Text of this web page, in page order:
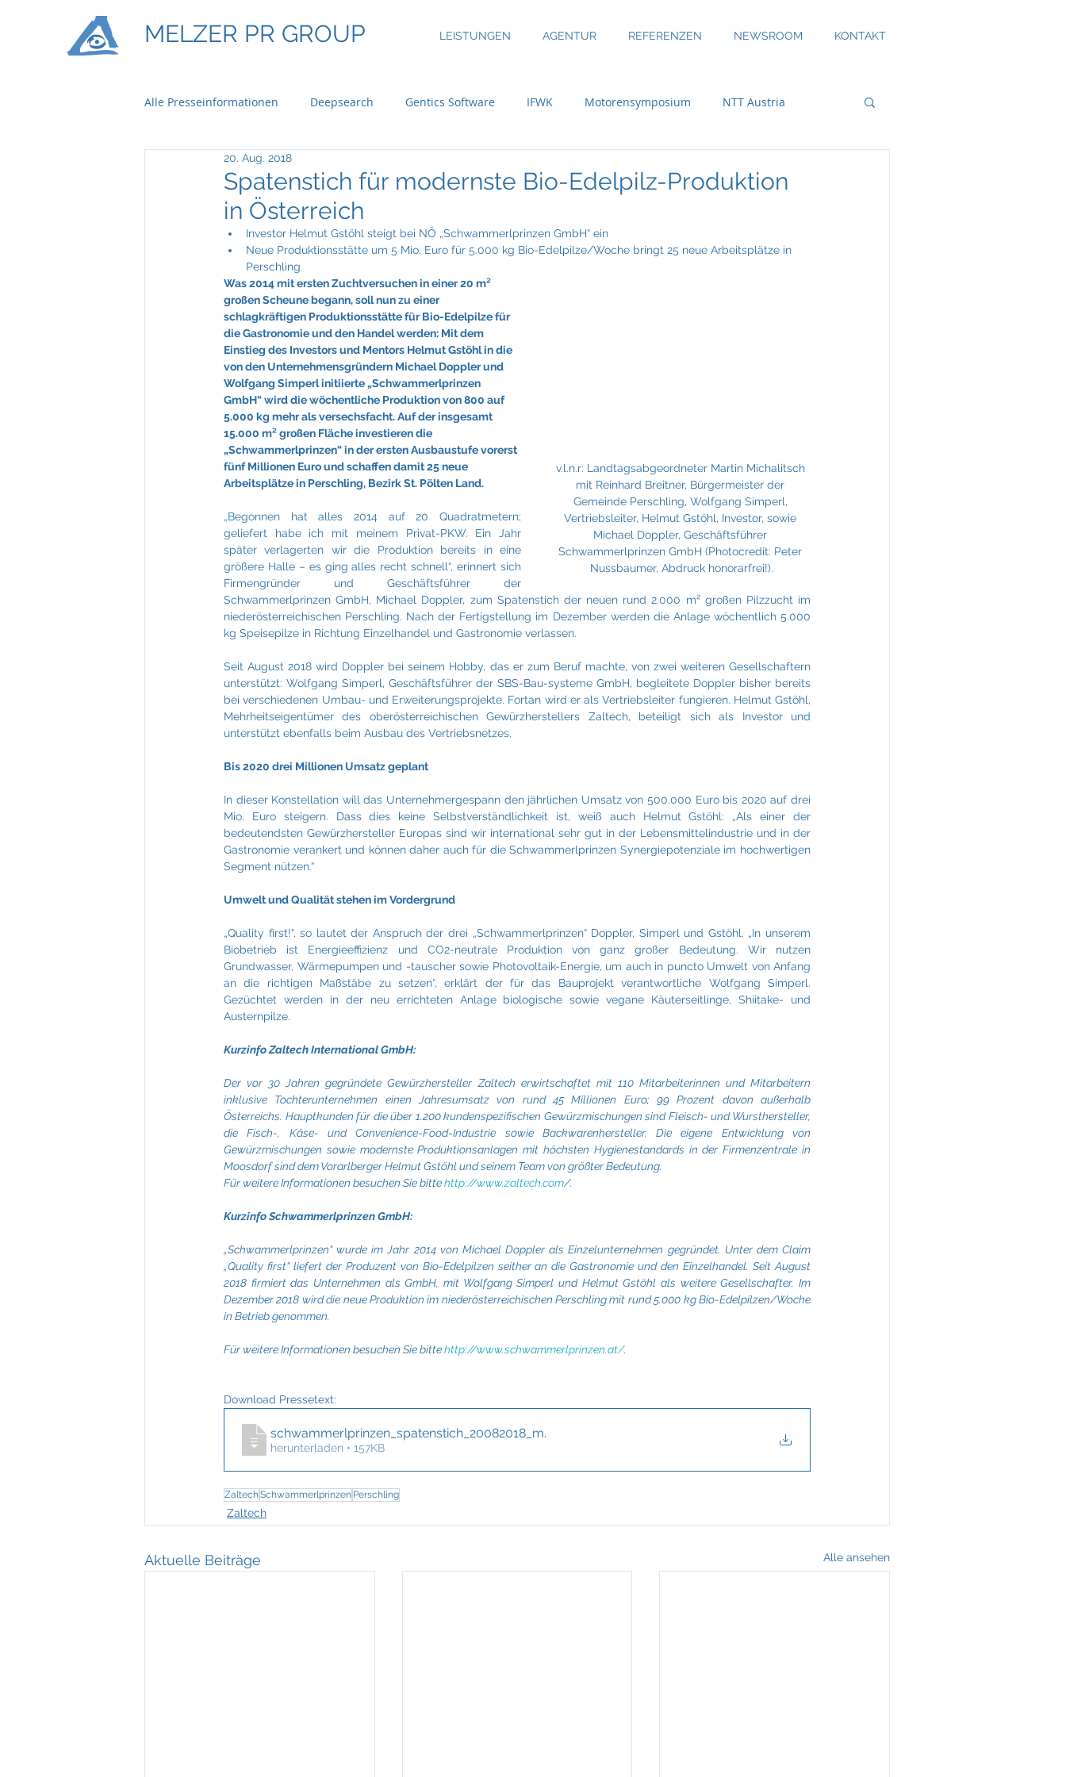
MELZER PR GROUP LEISTUNGEN AGENTUR REFERENZEN NEWSROOM KONTAKT
Alle Presseinformationen Deepsearch Gentics Software IFWK Motorensymposium NTT Austria
Ontime Logistics
Bau & Boden Immobilien Bauer Group Bossard BRP-Rotax Bundesinitiative eMobility
Braun Lockenhaus Capgemini CBRE Global Investors
Feuerkultur Wieser FIABCI Fraunhofer Frigologo
NTT Data
Spatenstich für modernste Bio-Edelpilz-Produktion
in Österreich
20. Aug. 2018
Investor Helmut Gstöhl steigt bei NÖ „Schwammerlprinzen GmbH“ ein
Neue Produktionsstätte um 5 Mio. Euro für 5.000 kg Bio-Edelpilze/Woche bringt 25 neue Arbeitsplätze in
Perschling
v.l.n.r: Landtagsabgeordneter Martin Michalitsch
mit Reinhard Breitner, Bürgermeister der
Gemeinde Perschling, Wolfgang Simperl,
Vertriebsleiter, Helmut Gstöhl, Investor, sowie
Michael Doppler, Geschäftsführer
Schwammerlprinzen GmbH (Photocredit: Peter
Nussbaumer, Abdruck honorarfrei!).
Was 2014 mit ersten Zuchtversuchen in einer 20 m²
großen Scheune begann, soll nun zu einer
schlagkräftigen Produktionsstätte für Bio-Edelpilze für
die Gastronomie und den Handel werden: Mit dem
Einstieg des Investors und Mentors Helmut Gstöhl in die
von den Unternehmensgründern Michael Doppler und
Wolfgang Simperl initiierte „Schwammerlprinzen
GmbH“ wird die wöchentliche Produktion von 800 auf
5.000 kg mehr als versechsfacht. Auf der insgesamt
15.000 m² großen Fläche investieren die
„Schwammerlprinzen“ in der ersten Ausbaustufe vorerst
fünf Millionen Euro und schaffen damit 25 neue
Arbeitsplätze in Perschling, Bezirk St. Pölten Land.
„Begonnen hat alles 2014 auf 20 Quadratmetern;
geliefert habe ich mit meinem Privat-PKW. Ein Jahr
später verlagerten wir die Produktion bereits in eine
größere Halle – es ging alles recht schnell“, erinnert sich
Firmengründer und Geschäftsführer der
Schwammerlprinzen GmbH, Michael Doppler, zum Spatenstich der neuen rund 2.000 m² großen Pilzzucht im
niederösterreichischen Perschling. Nach der Fertigstellung im Dezember werden die Anlage wöchentlich 5.000
kg Speisepilze in Richtung Einzelhandel und Gastronomie verlassen.
Seit August 2018 wird Doppler bei seinem Hobby, das er zum Beruf machte, von zwei weiteren Gesellschaftern
unterstützt: Wolfgang Simperl, Geschäftsführer der SBS-Bau-systeme GmbH, begleitete Doppler bisher bereits
bei verschiedenen Umbau- und Erweiterungsprojekte. Fortan wird er als Vertriebsleiter fungieren. Helmut Gstöhl,
Mehrheitseigentümer des oberösterreichischen Gewürzherstellers Zaltech, beteiligt sich als Investor und
unterstützt ebenfalls beim Ausbau des Vertriebsnetzes.
Bis 2020 drei Millionen Umsatz geplant
In dieser Konstellation will das Unternehmergespann den jährlichen Umsatz von 500.000 Euro bis 2020 auf drei
Mio. Euro steigern. Dass dies keine Selbstverständlichkeit ist, weiß auch Helmut Gstöhl: „Als einer der
bedeutendsten Gewürzhersteller Europas sind wir international sehr gut in der Lebensmittelindustrie und in der
Gastronomie verankert und können daher auch für die Schwammerlprinzen Synergiepotenziale im hochwertigen
Segment nützen.“
Umwelt und Qualität stehen im Vordergrund
„Quality first!“, so lautet der Anspruch der drei „Schwammerlprinzen“ Doppler, Simperl und Gstöhl. „In unserem
Biobetrieb ist Energieeffizienz und CO2-neutrale Produktion von ganz großer Bedeutung. Wir nutzen
Grundwasser, Wärmepumpen und -tauscher sowie Photovoltaik-Energie, um auch in puncto Umwelt von Anfang
an die richtigen Maßstäbe zu setzen“, erklärt der für das Bauprojekt verantwortliche Wolfgang Simperl.
Gezüchtet werden in der neu errichteten Anlage biologische sowie vegane Käuterseitlinge, Shiitake- und
Austernpilze.
Kurzinfo Zaltech International GmbH:
Der vor 30 Jahren gegründete Gewürzhersteller Zaltech erwirtschaftet mit 110 Mitarbeiterinnen und Mitarbeitern
inklusive Tochterunternehmen einen Jahresumsatz von rund 45 Millionen Euro; 99 Prozent davon außerhalb
Österreichs. Hauptkunden für die über 1.200 kundenspezifischen Gewürzmischungen sind Fleisch- und Wursthersteller,
die Fisch-, Käse- und Convenience-Food-Industrie sowie Backwarenhersteller. Die eigene Entwicklung von
Gewürzmischungen sowie modernste Produktionsanlagen mit höchsten Hygienestandards in der Firmenzentrale in
Moosdorf sind dem Vorarlberger Helmut Gstöhl und seinem Team von größter Bedeutung.
Für weitere Informationen besuchen Sie bitte http://www.zaltech.com/.
Kurzinfo Schwammerlprinzen GmbH:
„Schwammerlprinzen“ wurde im Jahr 2014 von Michael Doppler als Einzelunternehmen gegründet. Unter dem Claim
„Quality first“ liefert der Produzent von Bio-Edelpilzen seither an die Gastronomie und den Einzelhandel. Seit August
2018 firmiert das Unternehmen als GmbH, mit Wolfgang Simperl und Helmut Gstöhl als weitere Gesellschafter. Im
Dezember 2018 wird die neue Produktion im niederösterreichischen Perschling mit rund 5.000 kg Bio-Edelpilzen/Woche
in Betrieb genommen.
Für weitere Informationen besuchen Sie bitte http://www.schwammerlprinzen.at/.
Download Pressetext:
schwammerlprinzen_spatenstich_20082018_m.
herunterladen • 157KB
ZaltechSchwammerlprinzen Perschling
Zaltech
Aktuelle Beiträge Alle ansehen